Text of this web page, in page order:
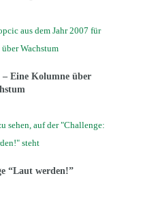
– Eine Kolumne über
“Laut werden!”